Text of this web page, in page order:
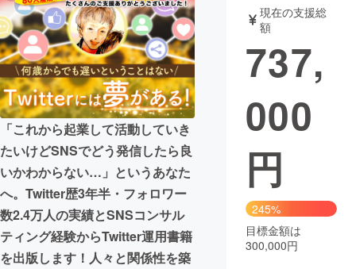
テクノロジー・ガジェット
映像・映画 書籍・雑誌
ビジネス・起業 チャレンジ
まちづくり・地域活性化
CAMPFIRE for Social Good
CAMPFIRE Creation
CAMPFIREふるさと納税machi-ya コミュニティ
「これから起業して活動していき
たいけどSNSでどう発信したら良
いかわからない…」というあなた
へ。Twitter歴3年半・フォロワー
数2.4万人の実績とSNSコンサル
ティング経験からTwitter運用書籍
を出版します！人々と関係性を築
現在の支援総
額
737,
000
円
245%
目標金額は
300,000円